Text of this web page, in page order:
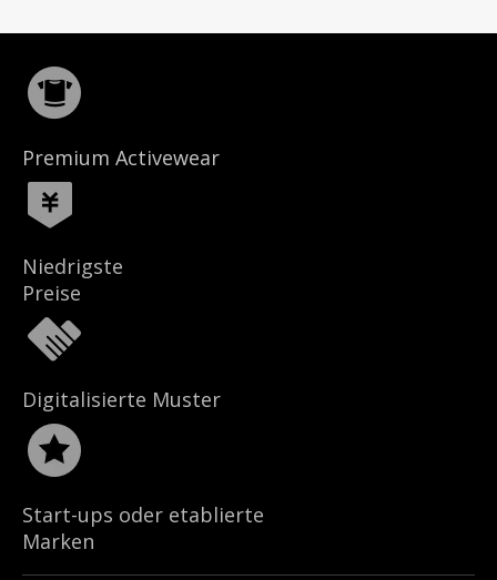
Premium Activewear
Niedrigste
Preise
Digitalisierte Muster
Start-ups oder etablierte
Marken